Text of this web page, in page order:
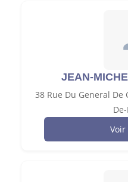
JEAN-
38 Rue Du General De
Voir